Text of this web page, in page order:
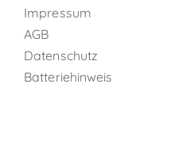
Impressum
AGB
Datenschutz
Batteriehinweis